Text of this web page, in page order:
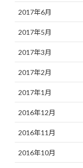
2017年6月
2017年5月
2017年3月
2017年2月
2017年1月
2016年12月
2016年11月
2016年10月